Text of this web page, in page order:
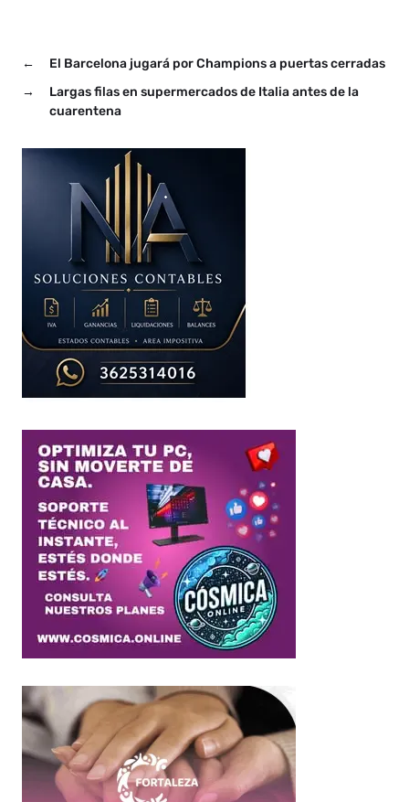
←
El Barcelona jugará por Champions a puertas cerradas
→
Largas filas en supermercados de Italia antes de la
cuarentena